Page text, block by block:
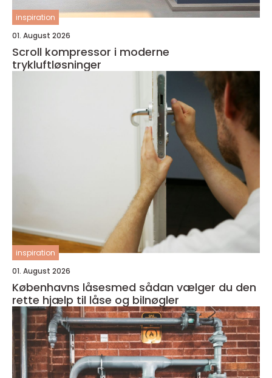
inspiration
01. August 2026
Scroll kompressor i moderne
trykluftløsninger
inspiration
01. August 2026
Københavns låsesmed sådan vælger du den
rette hjælp til låse og bilnøgler